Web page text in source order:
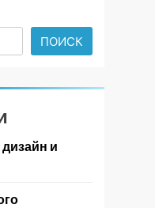
ПОИСК
дизайн и